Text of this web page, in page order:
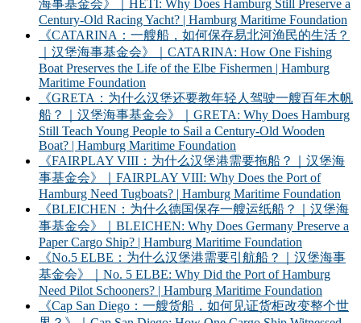
海事基金会》｜HETI: Why Does Hamburg Still Preserve a
Century-Old Racing Yacht? | Hamburg Maritime Foundation
《CATARINA：一艘船，如何保存易北河渔民的生活？
｜汉堡海事基金会》｜CATARINA: How One Fishing
Boat Preserves the Life of the Elbe Fishermen | Hamburg
Maritime Foundation
《GRETA：为什么汉堡还要教年轻人驾驶一艘百年木帆
船？｜汉堡海事基金会》｜GRETA: Why Does Hamburg
Still Teach Young People to Sail a Century-Old Wooden
Boat? | Hamburg Maritime Foundation
《FAIRPLAY VIII：为什么汉堡港需要拖船？｜汉堡海
事基金会》｜FAIRPLAY VIII: Why Does the Port of
Hamburg Need Tugboats? | Hamburg Maritime Foundation
《BLEICHEN：为什么德国保存一艘运纸船？｜汉堡海
事基金会》｜BLEICHEN: Why Does Germany Preserve a
Paper Cargo Ship? | Hamburg Maritime Foundation
《No.5 ELBE：为什么汉堡港需要引航船？｜汉堡海事
基金会》｜No. 5 ELBE: Why Did the Port of Hamburg
Need Pilot Schooners? | Hamburg Maritime Foundation
《Cap San Diego：一艘货船，如何见证货柜改变整个世